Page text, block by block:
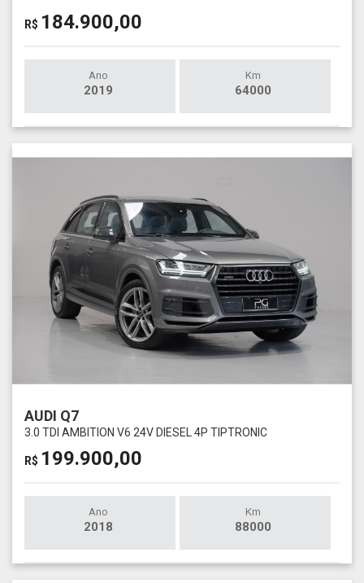
R$ 184.900,00
Ano
2019
Km
64000
AUDI Q7
3.0 TDI AMBITION V6 24V DIESEL 4P TIPTRONIC
R$ 199.900,00
Ano
2018
Km
88000